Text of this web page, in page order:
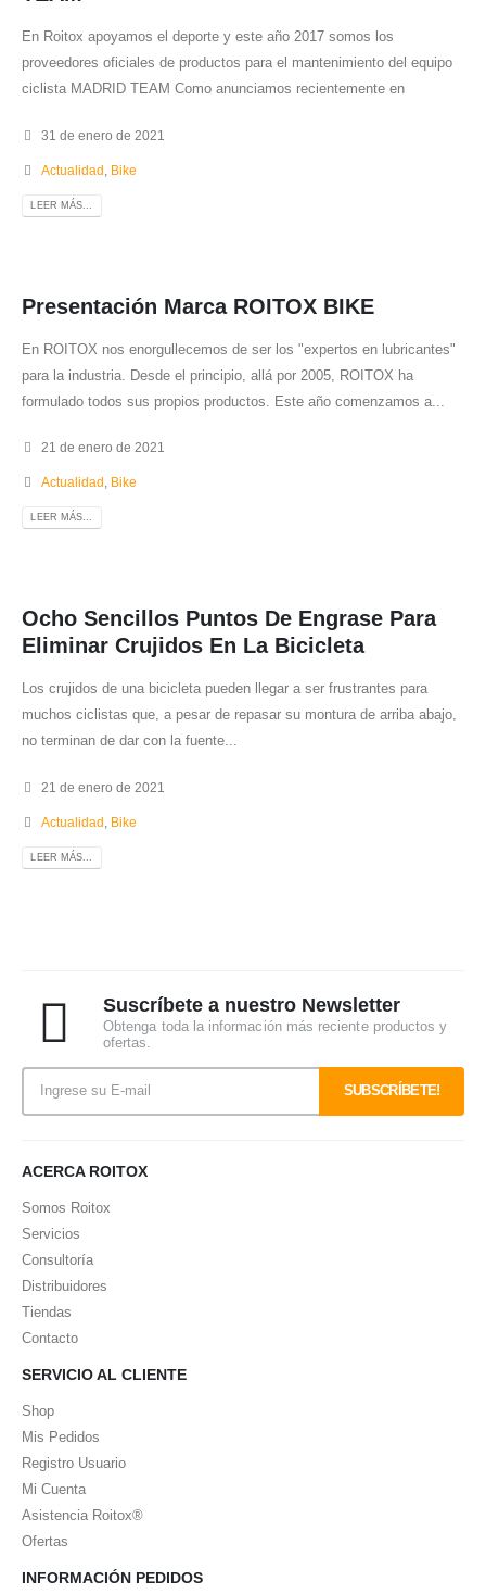
En Roitox apoyamos el deporte y este año 2017 somos los
proveedores oficiales de productos para el mantenimiento del equipo
ciclista MADRID TEAM Como anunciamos recientemente en
31 de enero de 2021
Actualidad Bike
LEER MÁS...
Presentación Marca ROITOX BIKE
En ROITOX nos enorgullecemos de ser los "expertos en lubricantes"
para la industria. Desde el principio, allá por 2005, ROITOX ha
formulado todos sus propios productos. Este año comenzamos a...
21 de enero de 2021
Actualidad Bike
LEER MÁS...
Ocho Sencillos Puntos De Engrase Para
Eliminar Crujidos En La Bicicleta
Los crujidos de una bicicleta pueden llegar a ser frustrantes para
muchos ciclistas que, a pesar de repasar su montura de arriba abajo,
no terminan de dar con la fuente...
21 de enero de 2021
Actualidad Bike
LEER MÁS...
Suscríbete a nuestro Newsletter
Obtenga toda la información más reciente productos y
ofertas.
ACERCA ROITOX
Somos Roitox
Servicios
Consultoría
Distribuidores
Tiendas
Contacto
SERVICIO AL CLIENTE
Shop
Mis Pedidos
Registro Usuario
Mi Cuenta
Asistencia Roitox®
Ofertas
INFORMACIÓN PEDIDOS